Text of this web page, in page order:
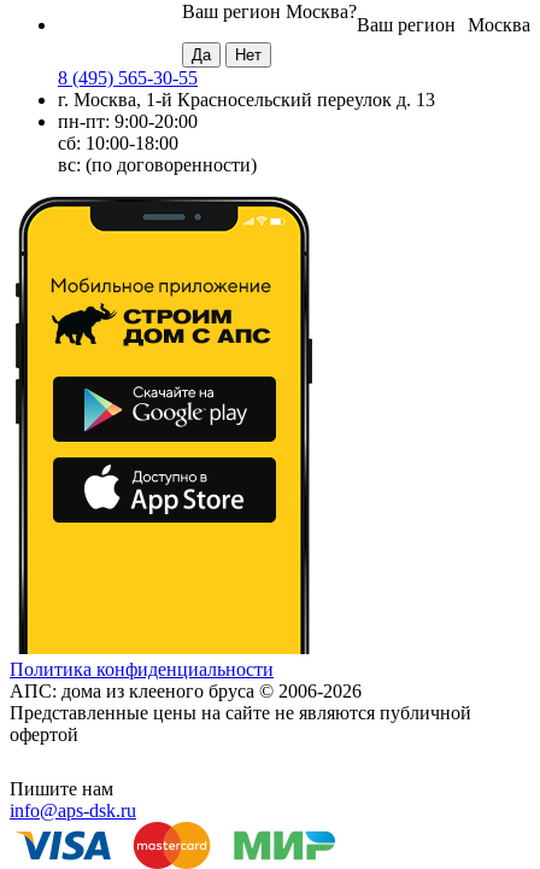
Москва
Ваш регион
Ваш регион Москва?
8 (495) 565-30-55
г. Москва, 1-й Красносельский переулок д. 13
пн-пт: 9:00-20:00
сб: 10:00-18:00
вс: (по договоренности)
Политика конфиденциальности
АПС: дома из клееного бруса © 2006-2026
Представленные цены на сайте не являются публичной
офертой
Пишите нам
info@aps-dsk.ru